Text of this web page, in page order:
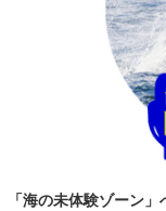
「海の未体験ゾーン」